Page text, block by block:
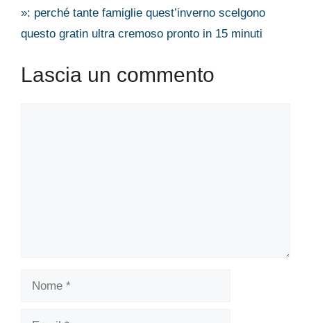
»: perché tante famiglie quest’inverno scelgono
questo gratin ultra cremoso pronto in 15 minuti
Lascia un commento